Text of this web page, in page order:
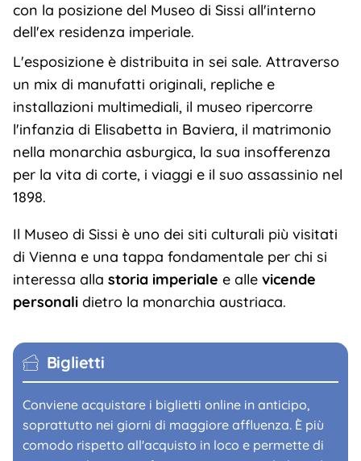
con la posizione del Museo di Sissi all'interno
dell'ex residenza imperiale.
L'esposizione è distribuita in sei sale. Attraverso
un mix di manufatti originali, repliche e
installazioni multimediali, il museo ripercorre
l'infanzia di Elisabetta in Baviera, il matrimonio
nella monarchia asburgica, la sua insofferenza
per la vita di corte, i viaggi e il suo assassinio nel
1898.
Il Museo di Sissi è uno dei siti culturali più visitati
di Vienna e una tappa fondamentale per chi si
interessa alla storia imperiale e alle vicende
personalidietro la monarchia austriaca.
Biglietti
Conviene acquistare i biglietti online in anticipo,
soprattutto nei giorni di maggiore affluenza. È più
comodo rispetto all'acquisto in loco e permette di